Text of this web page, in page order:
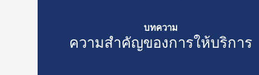
บทความ
ความสำคัญของการให้บริการ